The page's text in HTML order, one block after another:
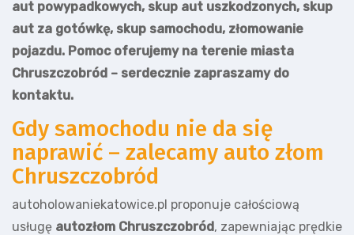
aut powypadkowych, skup aut uszkodzonych, skup
aut za gotówkę, skup samochodu, złomowanie
pojazdu. Pomoc oferujemy na terenie miasta
Chruszczobród – serdecznie zapraszamy do
kontaktu.
Gdy samochodu nie da się
naprawić – zalecamy auto złom
Chruszczobród
autoholowaniekatowice.pl proponuje całościową
usługę autozłom Chruszczobród, zapewniając prędkie